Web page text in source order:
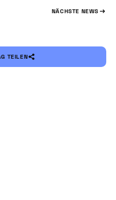
NÄCHSTE NEWS
TEILEN